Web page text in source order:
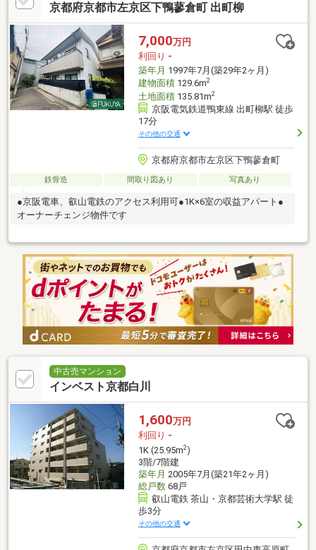
京都府京都市左京区下鴨蓼倉町 出町柳
7,000万円
利回り -
築年月 1997年7月(築29年2ヶ月)
建物面積129.6m2
土地面積135.81m2
京阪電気鉄道鴨東線 出町柳駅 徒歩
17分
その他の交通
京都府京都市左京区下鴨蓼倉町
鉄骨造 間取り図あり 写真あり
●京阪電車、叡山電鉄のアクセス利用可●1K×6室の収益アパート●
オーナーチェンジ物件です
中古売マンション
インベスト京都白川
1,600万円
利回り -
1K (25.95m2)
3階/7階建
築年月 2005年7月(築21年2ヶ月)
総戸数68戸
叡山電鉄 茶山・京都芸術大学駅 徒
歩3分
その他の交通